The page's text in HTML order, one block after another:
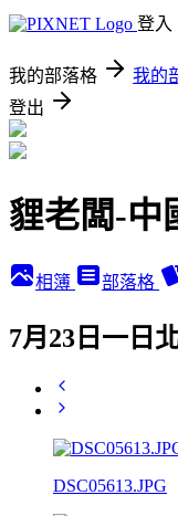
登入
我的部落格 我的
登出
貍老闆-中
相簿 部落格
7月23日一日
DSC05613.JPG